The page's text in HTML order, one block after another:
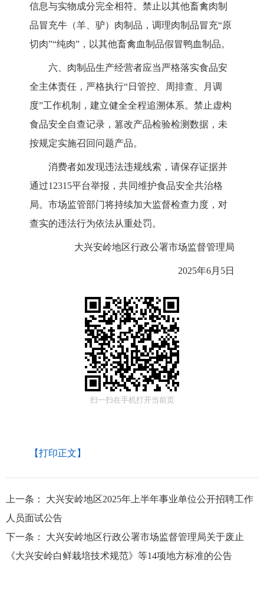
信息与实物成分完全相符。禁止以其他畜禽肉制
品冒充牛（羊、驴）肉制品，调理肉制品冒充“原
切肉”“纯肉”，以其他畜禽血制品假冒鸭血制品。
六、肉制品生产经营者应当严格落实食品安
全主体责任，严格执行“日管控、周排查、月调
度”工作机制，建立健全全程追溯体系。禁止虚构
食品安全自查记录，篡改产品检验检测数据，未
按规定实施召回问题产品。
消费者如发现违法违规线索，请保存证据并
通过12315平台举报，共同维护食品安全共治格
局。市场监管部门将持续加大监督检查力度，对
查实的违法行为依法从重处罚。
大兴安岭地区行政公署市场监督管理局
2025年6月 5日
扫一扫在手机打开当前页
【打印正文】
上一条：
大兴安岭地区2025年上半年事业单位公开招聘工作
人员面试公告
下一条：
大兴安岭地区行政公署市场监督管理局关于废止
《大兴安岭白鲜栽培技术规范》等14项地方标准的公告